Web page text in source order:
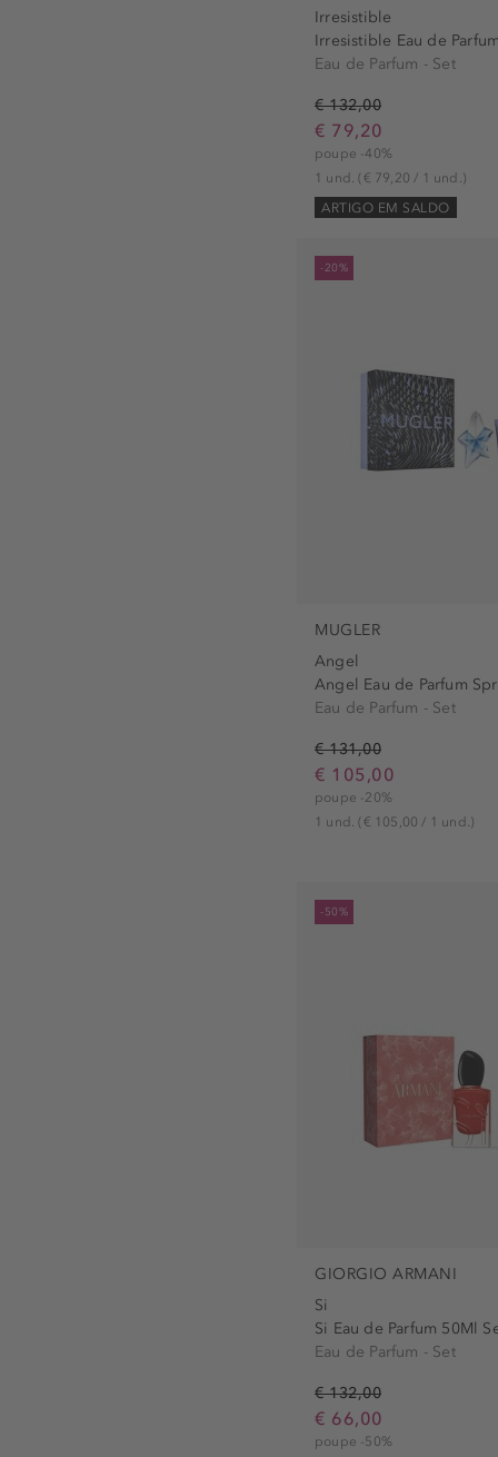
Mugler (3)
Narciso Rodriguez (8)
NEST New York (2)
OREBELLA (1)
Police (1)
Prada (1)
Ralph Lauren (1)
Tous (4)
Valentino (2)
Versace (3)
Yves Saint Laurent (2)
Irresistible
Irresistible Eau de
Eau de Parfum - Set
€ 132,00
€ 79,20
poupe -40%
1 und.(€ 79,20 / 1 und.)
ARTIGO EM SALDO
-20%
MUGLER
Angel
Angel Eau de Parfum
Eau de Parfum - Set
€ 131,00
€ 105,00
poupe -20%
1 und.(€ 105,00 / 1 und.)
-50%
GIORGIO ARMANI
Si
Si Eau de Parfum 50Ml
Eau de Parfum - Set
€ 132,00
€ 66,00
poupe -50%